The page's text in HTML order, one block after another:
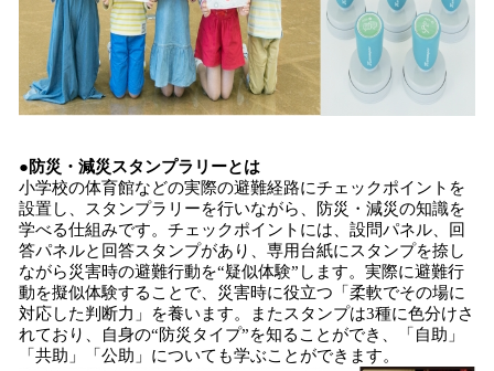
●防災・減災スタンプラリーとは
小学校の体育館などの実際の避難経路にチェックポイントを
設置し、スタンプラリーを行いながら、防災・減災の知識を
学べる仕組みです。チェックポイントには、設問パネル、回
答パネルと回答スタンプがあり、専用台紙にスタンプを捺し
ながら災害時の避難行動を“疑似体験”します。実際に避難行
動を擬似体験することで、災害時に役立つ「柔軟でその場に
対応した判断力」を養います。またスタンプは3種に色分けさ
れており、自身の“防災タイプ”を知ることができ、「自助」
「共助」「公助」についても学ぶことができます。